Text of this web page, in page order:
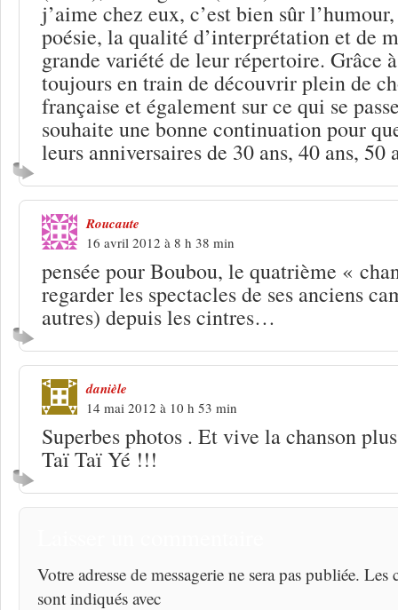
j’aime chez eux, c’est bien sûr
poésie, la qualité d’interprétation et de
grande variété de leur répertoire. Grâce
toujours en train de découvrir plein de
française et également sur ce qui se
souhaite une bonne continuation pour
leurs anniversaires de 30 ans, 40 ans,
Roucaute
16 avril 2012 à 8 h 38 min
pensée pour Boubou, le quatrième «
regarder les spectacles de ses anciens
autres) depuis les cintres…
danièle
14 mai 2012 à 10 h 53 min
Superbes photos . Et vive la chanson
Taï Taï Yé !!!
Votre adresse de messagerie ne sera pas publiée.
sont indiqués avec